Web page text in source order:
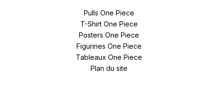
Pulls One Piece
T-Shirt One Piece
Posters One Piece
Figurines One Piece
Tableaux One Piece
Plan du site